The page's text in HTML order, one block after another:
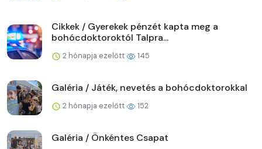
Cikkek / Gyerekek pénzét kapta meg a
bohócdoktoroktól Talpra...
2 hónapja ezelőtt 145
Galéria / Játék, nevetés a bohócdoktorokkal
2 hónapja ezelőtt 152
Galéria / Önkéntes Csapat